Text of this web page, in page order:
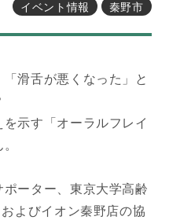
イベント情報 秦野市
滑舌が悪くなった」と
示す「オーラルフレイ
ーター、東京大学高齢
よびイオン秦野店の協